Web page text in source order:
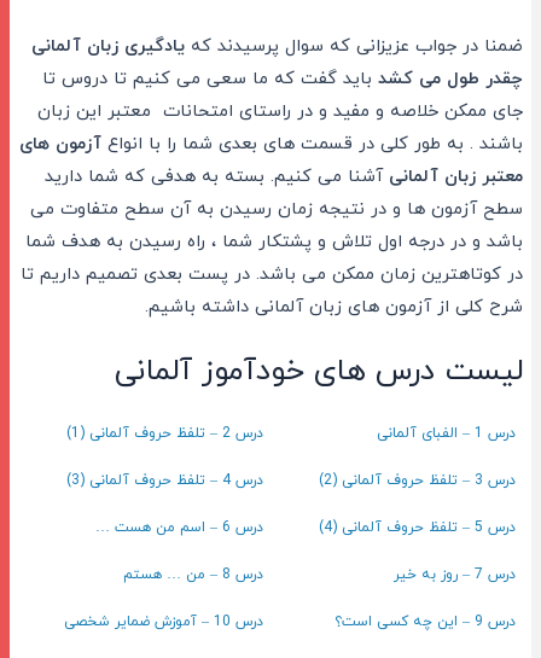
ضمنا در جواب عزیزانی که سوال پرسیدند که یادگیری زبان آلمانی
چقدر طول می کشدباید گفت که ما سعی می کنیم تا دروس تا
جای ممکن خلاصه و مفید و در راستای امتحانات معتبر این زبان
باشند . به طور کلی در قسمت های بعدی شما را با انواع آزمون های
معتبر زبان آلمانیآشنا می کنیم. بسته به هدفی که شما دارید
سطح آزمون ها و در نتیجه زمان رسیدن به آن سطح متفاوت می
باشد و در درجه اول تلاش و پشتکار شما ، راه رسیدن به هدف شما
در کوتاهترین زمان ممکن می باشد. در پست بعدی تصمیم داریم تا
شرح کلی از آزمون های زبان آلمانی داشته باشیم.
لیست درس های خودآموز آلمانی
درس 1 – الفبای آلمانی درس 2 – تلفظ حروف آلمانی (1)
درس 3 – تلفظ حروف آلمانی (2) درس 4 – تلفظ حروف آلمانی (3)
درس 5 – تلفظ حروف آلمانی (4) درس 6 – اسم من هست …
درس 7 – روز به خیر درس 8 – من … هستم
درس 9 – این چه کسی است؟ درس 10 – آموزش ضمایر شخصی